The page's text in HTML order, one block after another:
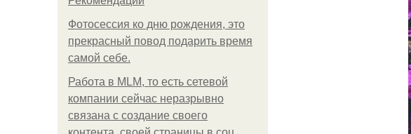
Фотосессия ко дню рождения, это
прекрасный повод подарить время
самой себе.
Работа в MLM, то есть сетевой
компании сейчас неразрывно
связана с создание своего